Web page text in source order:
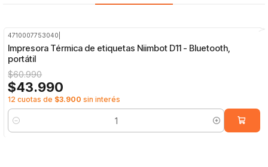
4710007753040
Impresora Térmica de etiquetas Niimbot D11 - Bluetooth,
portátil
$60.990
$43.990
12 cuotas de $3.900 sin interés
Cantidad